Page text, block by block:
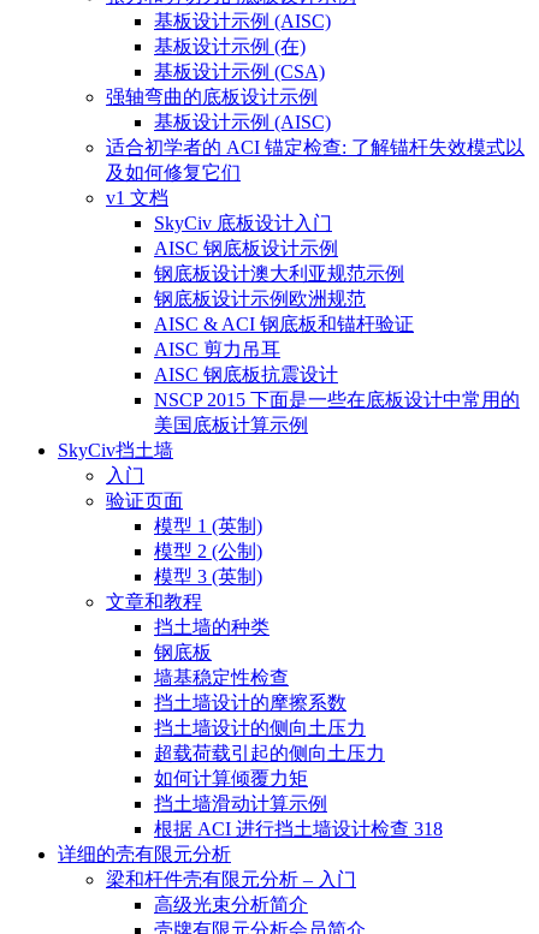
基板设计示例 (AISC)
基板设计示例 (在)
基板设计示例 (CSA)
强轴弯曲的底板设计示例
基板设计示例 (AISC)
适合初学者的 ACI 锚定检查: 了解锚杆失效模式以
及如何修复它们
v1 文档
SkyCiv 底板设计入门
AISC 钢底板设计示例
钢底板设计澳大利亚规范示例
钢底板设计示例欧洲规范
AISC & ACI 钢底板和锚杆验证
AISC 剪力吊耳
AISC 钢底板抗震设计
NSCP 2015 下面是一些在底板设计中常用的
美国底板计算示例
SkyCiv挡土墙
入门
验证页面
模型 1 (英制)
模型 2 (公制)
模型 3 (英制)
文章和教程
挡土墙的种类
钢底板
墙基稳定性检查
挡土墙设计的摩擦系数
挡土墙设计的侧向土压力
超载荷载引起的侧向土压力
如何计算倾覆力矩
挡土墙滑动计算示例
根据 ACI 进行挡土墙设计检查 318
详细的壳有限元分析
梁和杆件壳有限元分析 – 入门
高级光束分析简介
壳牌有限元分析会员简介